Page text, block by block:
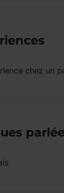
chez un